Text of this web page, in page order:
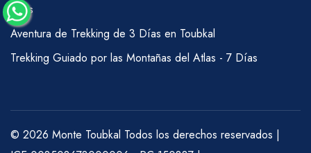
Atlas
Aventura de Trekking de 3 Días en Toubkal
Trekking Guiado por las Montañas del Atlas - 7 Días
© 2026 Monte Toubkal Todos los derechos reservados |